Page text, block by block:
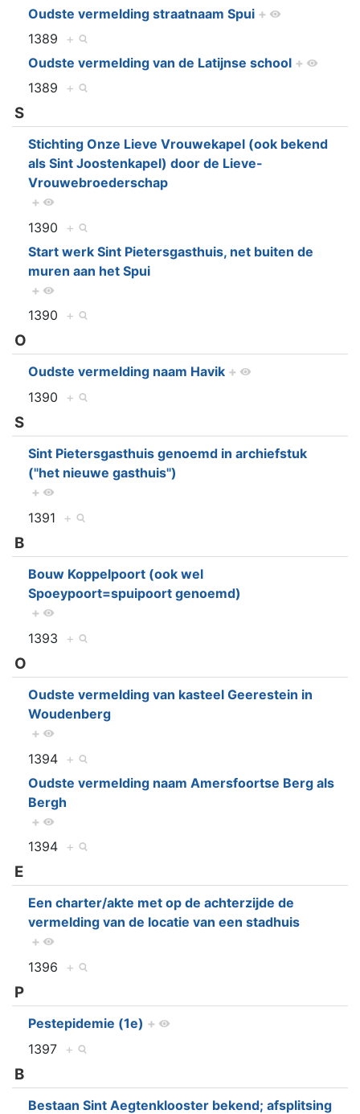
Oudste vermelding straatnaam Spui +
1389 +
Oudste vermelding van de Latijnse school +
1389 +
S
Stichting Onze Lieve Vrouwekapel (ook bekend
als Sint Joostenkapel) door de Lieve-
Vrouwebroederschap
+
1390 +
Start werk Sint Pietersgasthuis, net buiten de
muren aan het Spui
+
1390 +
O
Oudste vermelding naam Havik +
1390 +
S
Sint Pietersgasthuis genoemd in archiefstuk
("het nieuwe gasthuis")
+
1391 +
B
Bouw Koppelpoort (ook wel
Spoeypoort=spuipoort genoemd)
+
1393 +
O
Oudste vermelding van kasteel Geerestein in
Woudenberg
+
1394 +
Oudste vermelding naam Amersfoortse Berg als
Bergh
+
1394 +
E
Een charter/akte met op de achterzijde de
vermelding van de locatie van een stadhuis
+
1396 +
P
Pestepidemie (1e) +
1397 +
B
Bestaan Sint Aegtenklooster bekend; afsplitsing